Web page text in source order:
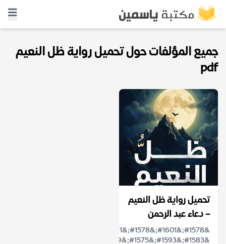
جميع المؤلفات حول تحميل رواية ظل النعيم
pdf
تحميل رواية ظل النعيم
– دعاء عبد الرحمن